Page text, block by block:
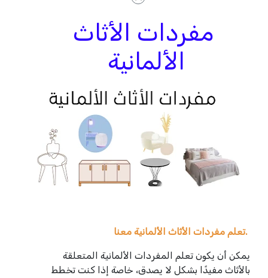
مفردات الأثاث
الألمانية
تعلم مفردات الأثاث الألمانية معنا.
يمكن أن يكون تعلم المفردات الألمانية المتعلقة
بالأثاث مفيدًا بشكل لا يصدق، خاصة إذا كنت تخطط